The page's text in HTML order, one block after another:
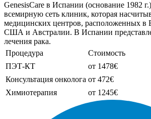
GenesisCare в Испании (основание 1982
всемирную сеть клиник, которая
медицинских центров, расположенных в
США и Австралии. В Испании
лечения рака.
Процедура
Стоимость
ПЭТ-КТ
от 1478€
Консультация онколога от 472€
Химиотерапия
от 1245€